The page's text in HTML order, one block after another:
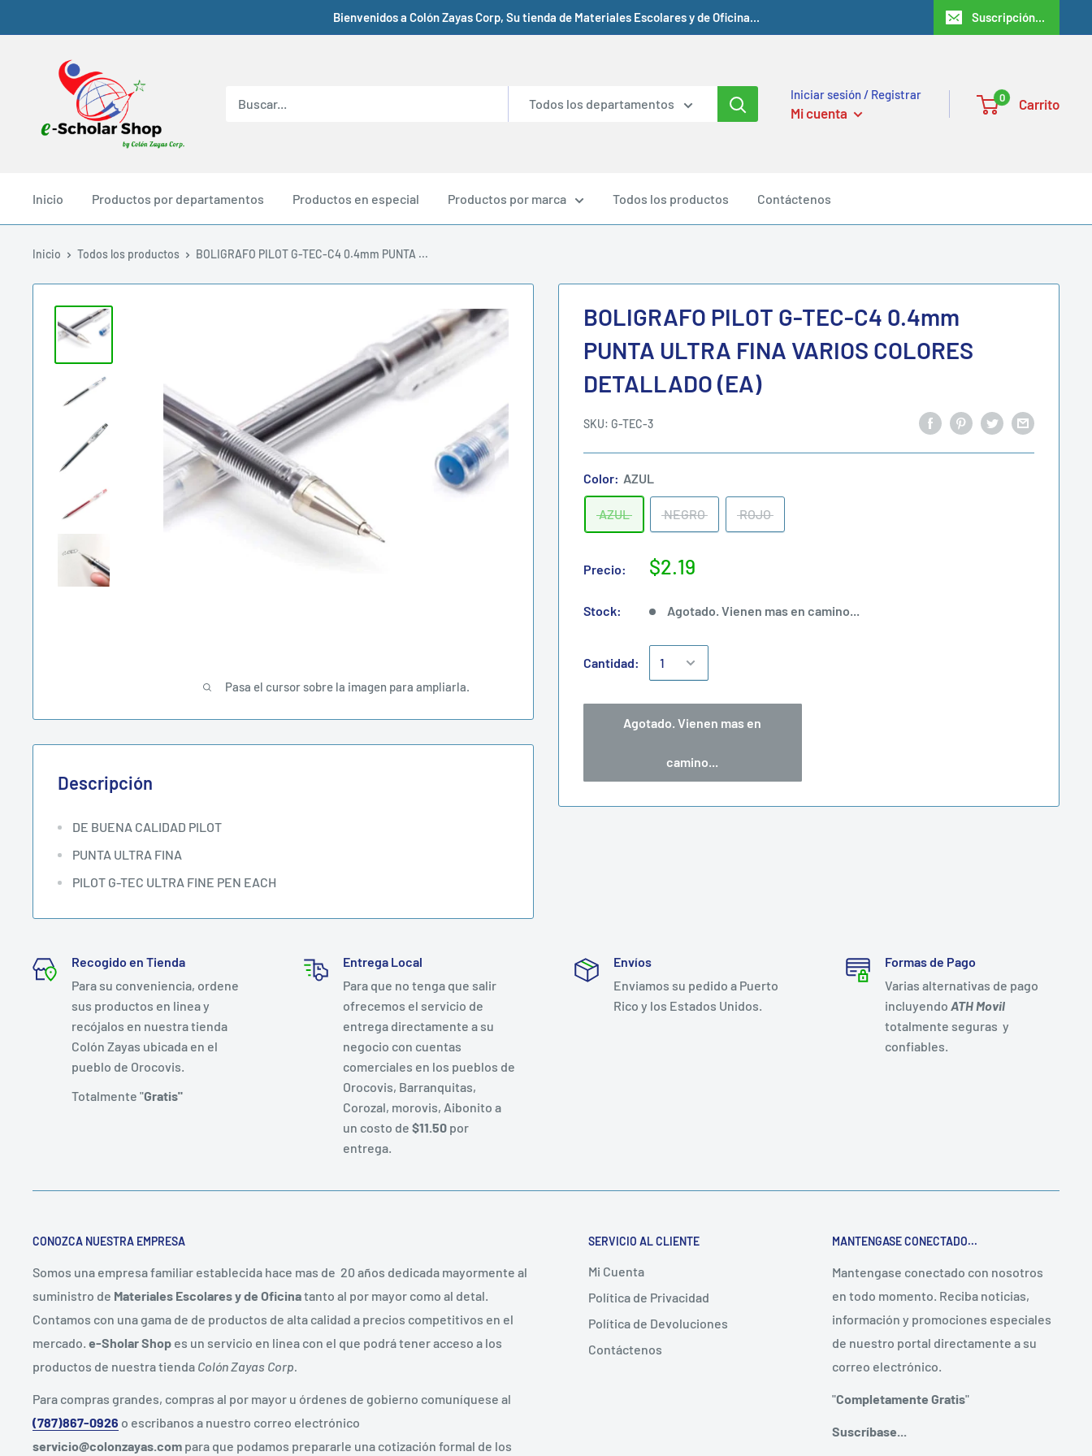
Bienvenidos a Colón Zayas Corp, Su tienda de Materiales Escolares y de Oficina... Suscripción...
Todos los departamentos
Iniciar sesión / Registrar
Mi cuenta
0 Carrito
Inicio Productos por departamentos Productos en especial Productos por marca Todos los productos Contáctenos
Inicio Todos los productos BOLIGRAFO PILOT G-TEC-C4 0.4mm PUNTA ...
Pasa el cursor sobre la imagen para ampliarla.
BOLIGRAFO PILOT G-TEC-C4 0.4mm
PUNTA ULTRA FINA VARIOS COLORES
DETALLADO (EA)
SKU: G-TEC-3
Color: AZUL
AZUL NEGRO ROJO
Precio: $2.19
Stock: Agotado. Vienen mas en camino...
Cantidad:
Agotado. Vienen mas en
camino...
Descripción
DE BUENA CALIDAD PILOT
PUNTA ULTRA FINA
PILOT G-TEC ULTRA FINE PEN EACH
Recogido en Tienda
Para su conveniencia, ordene
sus productos en linea y
recójalos en nuestra tienda
Colón Zayas ubicada en el
pueblo de Orocovis.
Totalmente "Gratis"
Entrega Local
Para que no tenga que salir
ofrecemos el servicio de
entrega directamente a su
negocio con cuentas
comerciales en los pueblos de
Orocovis, Barranquitas,
Corozal, morovis, Aibonito a
un costo de $11.50 por
entrega.
Envíos
Enviamos su pedido a Puerto
Rico y los Estados Unidos.
Formas de Pago
Varias alternativas de pago
incluyendo ATH Movil
totalmente seguras y
confiables.
CONOZCA NUESTRA EMPRESA
Somos una empresa familiar establecida hace mas de 20 años dedicada mayormente al
suministro de Materiales Escolares y de Oficinatanto al por mayor como al detal.
Contamos con una gama de de productos de alta calidad a precios competitivos en el
mercado. e-Sholar Shop es un servicio en linea con el que podrá tener acceso a los
productos de nuestra tienda Colón Zayas Corp.
Para compras grandes, compras al por mayor u órdenes de gobierno comuníquese al
(787)867-0926 o escribanos a nuestro correo electrónico
servicio@colonzayas.com para que podamos prepararle una cotización formal de los
SERVICIO AL CLIENTE
Mi Cuenta
Política de Privacidad
Política de Devoluciones
Contáctenos
MANTENGASE CONECTADO...
Mantengase conectado con nosotros
en todo momento. Reciba noticias,
información y promociones especiales
de nuestro portal directamente a su
correo electrónico.
"Completamente Gratis"
Suscríbase...